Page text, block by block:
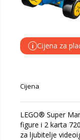
i Cijena za
Cijena
LEGO® Super
figure i 2 karta
za ljubitelje